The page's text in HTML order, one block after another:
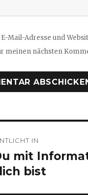
E-Mail-Adresse und
meinen nächsten
IN
mit
bist